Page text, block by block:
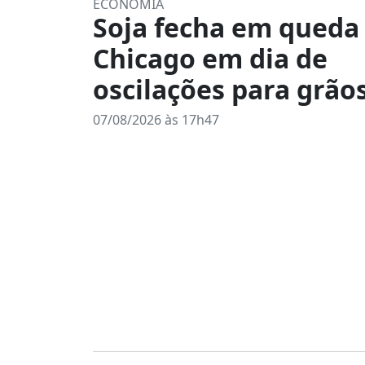
ECONOMIA
Soja fecha em
Chicago em dia de
oscilações para
07/08/2026 às 17h47